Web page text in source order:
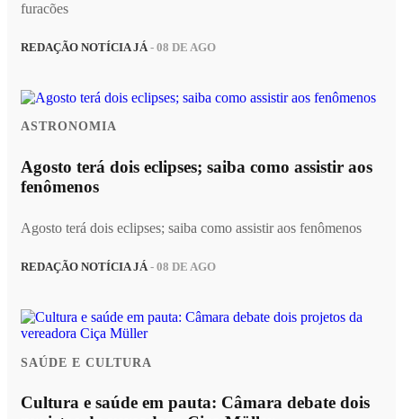
furacões
REDAÇÃO NOTÍCIA JÁ- 08 DE AGO
ASTRONOMIA
Agosto terá dois eclipses; saiba como assistir aos
fenômenos
Agosto terá dois eclipses; saiba como assistir aos fenômenos
REDAÇÃO NOTÍCIA JÁ- 08 DE AGO
SAÚDE E CULTURA
Cultura e saúde em pauta: Câmara debate dois